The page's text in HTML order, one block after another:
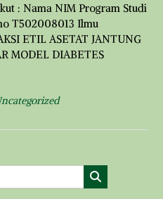
: Nama NIM Program Studi
T502008013 Ilmu
ETIL ASETAT JANTUNG
MODEL DIABETES